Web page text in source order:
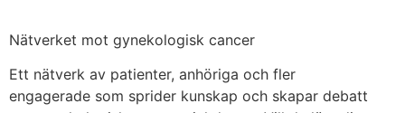
Nätverket mot gynekologisk cancer
Ett nätverk av patienter, anhöriga och fler
engagerade som sprider kunskap och skapar debatt